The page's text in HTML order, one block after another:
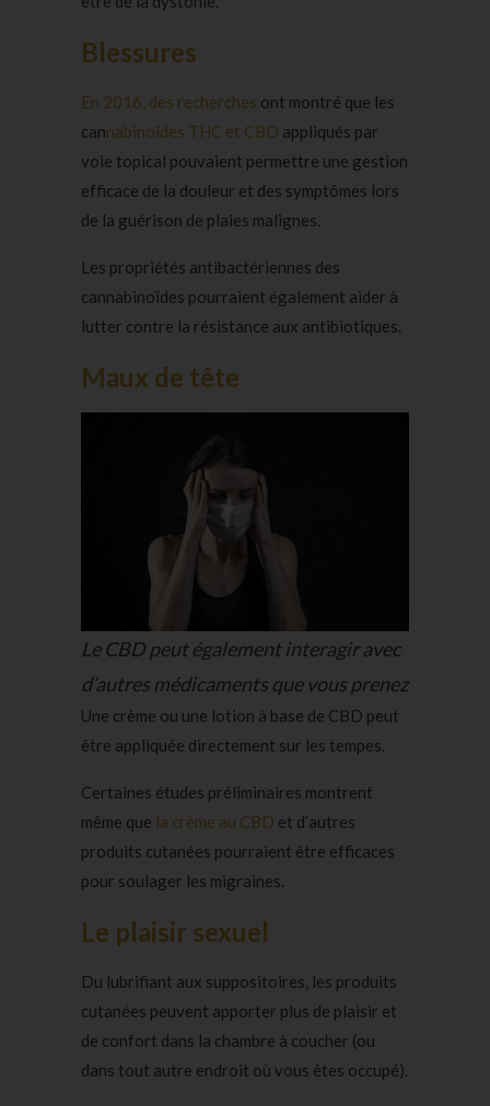
Blessures
En 2016, des recherches ont montré que les
cannabinoïdes THC et CBD appliqués par
voie topical pouvaient permettre une gestion
efficace de la douleur et des symptômes lors
de la guérison de plaies malignes.
Les propriétés antibactériennes des
cannabinoïdes pourraient également aider à
lutter contre la résistance aux antibiotiques.
Maux de tête
Le CBD peut également interagir avec
d’autres médicaments que vous prenez
Une crème ou une lotion à base de CBD peut
être appliquée directement sur les tempes.
Certaines études préliminaires montrent
même que la crème au CBD et d’autres
produits cutanées pourraient être efficaces
pour soulager les migraines.
Le plaisir sexuel
Du lubrifiant aux suppositoires, les produits
cutanées peuvent apporter plus de plaisir et
de confort dans la chambre à coucher (ou
dans tout autre endroit où vous êtes occupé).